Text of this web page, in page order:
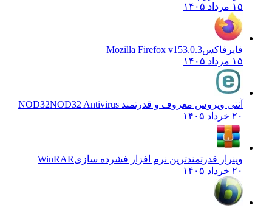
۱۵ مرداد ۱۴۰۵
فایرفاکسMozilla Firefox v153.0.3
۱۵ مرداد ۱۴۰۵
آنتی ویروس معروف و قدرتمند NOD32 NOD32 Antivirus
۲۰ خرداد ۱۴۰۵
وینرار قدرتمندترین نرم افزار فشرده سازیWinRAR
۲۰ خرداد ۱۴۰۵